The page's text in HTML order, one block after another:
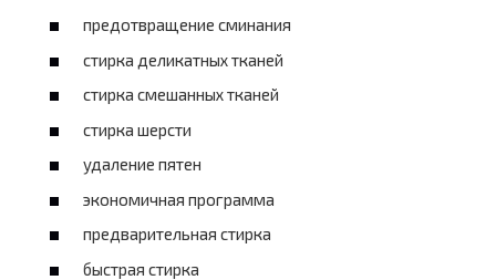
предотвращение сминания
стирка деликатных тканей
стирка смешанных тканей
стирка шерсти
удаление пятен
экономичная программа
предварительная стирка
быстрая стирка